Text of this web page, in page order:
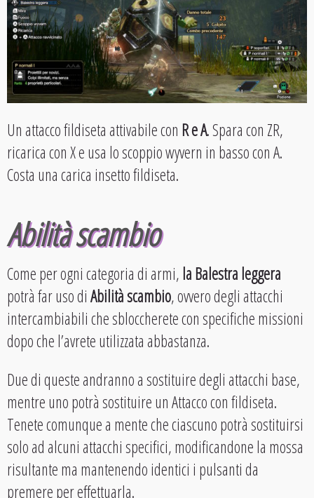
Un attacco fildiseta attivabile con R e A. Spara con ZR,
ricarica con X e usa lo scoppio wyvern in basso con A.
Costa una carica insetto fildiseta.
Abilità scambio
Come per ogni categoria di armi,la Balestra leggera
potrà far uso diAbilità scambio, ovvero degli attacchi
intercambiabili che sbloccherete con specifiche missioni
dopo che l’avrete utilizzata abbastanza.
Due di queste andranno a sostituire degli attacchi base,
mentre uno potrà sostituire un Attacco con fildiseta.
Tenete comunque a mente che ciascuno potrà sostituirsi
solo ad alcuni attacchi specifici, modificandone la mossa
risultante ma mantenendo identici i pulsanti da
premere per effettuarla.